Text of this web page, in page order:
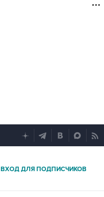
ВХОД ДЛЯ ПОДПИСЧИКОВ